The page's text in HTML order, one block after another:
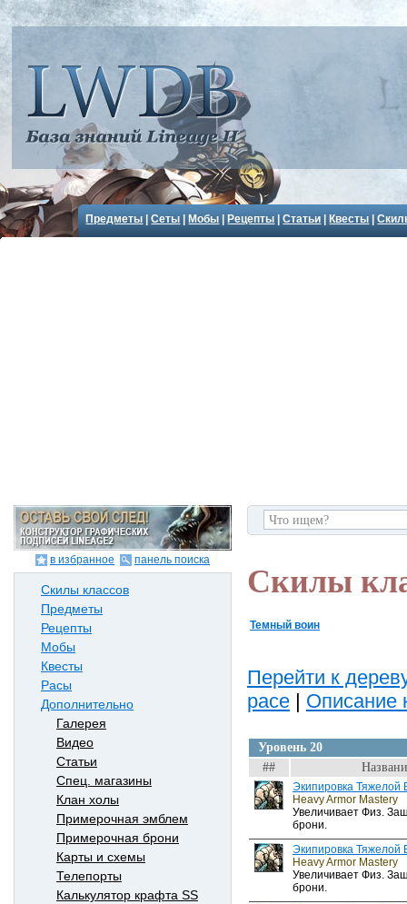
Предметы |Сеты Мобы Рецепты |Статьи Квесты |
в избранное панель поиска
Скилы классов
Предметы
Рецепты
Мобы
Квесты
Расы
Дополнительно
Галерея
Видео
Статьи
Спец. магазины
Клан холы
Примерочная эмблем
Примерочная брони
Карты и схемы
Телепорты
Калькулятор крафта SS
Скилы
Темный воин
Перейти к
расе | Описание
Уровень 20
##
Экипировка Тяжелой
Heavy Armor Mastery
Увеличивает Физ.
брони.
Экипировка Тяжелой
Heavy Armor Mastery
Увеличивает Физ.
брони.